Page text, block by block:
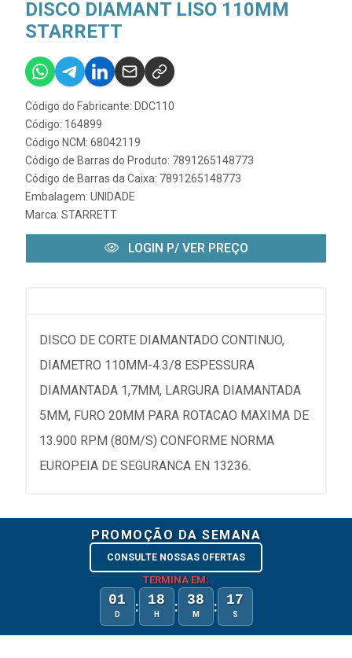
DISCO DIAMANT LISO 110MM
STARRETT
Código do Fabricante: DDC110
Código: 164899
Código NCM: 68042119
Código de Barras do Produto: 7891265148773
Código de Barras da Caixa: 7891265148773
Embalagem: UNIDADE
Marca: STARRETT
LOGIN P/ VER PREÇO
DISCO DE CORTE DIAMANTADO CONTINUO,
DIAMETRO 110MM-4.3/8 ESPESSURA
DIAMANTADA 1,7MM, LARGURA DIAMANTADA
5MM, FURO 20MM PARA ROTACAO MAXIMA DE
13.900 RPM (80M/S) CONFORME NORMA
EUROPEIA DE SEGURANCA EN 13236.
PROMOÇÃO DA SEMANA
CONSULTE NOSSAS OFERTAS
TERMINA EM:
01
D : 18
H : 38
M : 17
S